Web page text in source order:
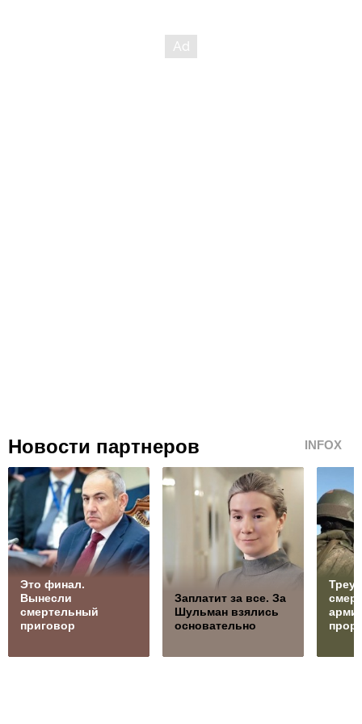
Новости партнеров INFOX
Это финал.
Вынесли
смертельный
приговор
Заплатит за все. За
Шульман взялись
основательно